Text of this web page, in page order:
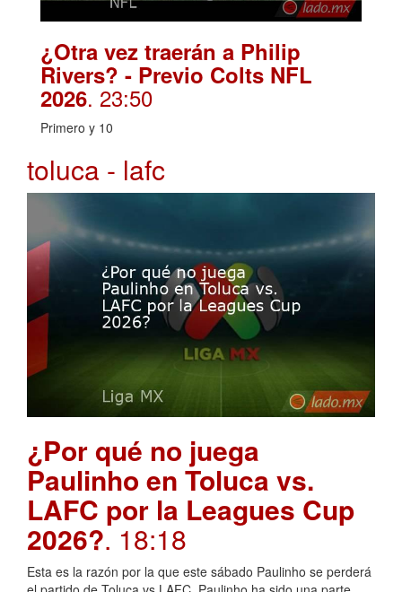
¿Otra vez traerán a Philip
Rivers? - Previo Colts NFL
2026. 23:50
Primero y 10
toluca - lafc
¿Por qué no juega
Paulinho en Toluca vs.
LAFC por la Leagues Cup
2026?. 18:18
Esta es la razón por la que este sábado Paulinho se perderá